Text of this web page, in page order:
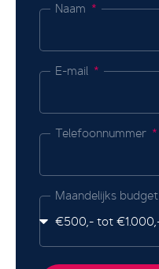
Naam
E-mail
Telefoonnummer
Maandelijks budget